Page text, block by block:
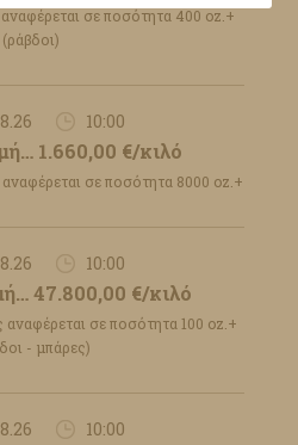
σε ποσότητα 400 oz.+
(ράβδοι)
10:00
1.660,00 €/κιλό
σε ποσότητα 8000 oz.+
10:00
47.800,00 €/κιλό
σε ποσότητα 100 oz.+
- μπάρες)
10:00